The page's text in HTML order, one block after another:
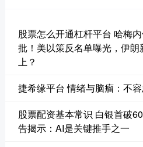
股票怎么开通杠杆平台 哈梅
批！美以策反名单曝光，伊
上？
捷希缘平台 情绪与脑瘤：不
股票配资基本常识 白银首破
告揭示：AI是关键推手之一